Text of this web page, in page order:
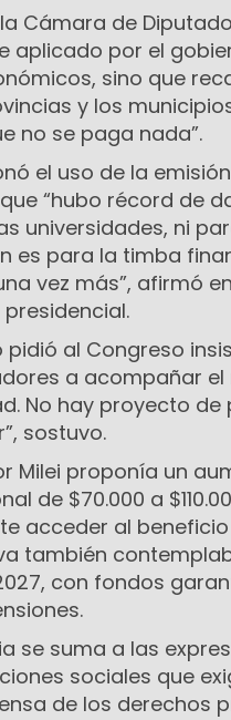
Cámara de
aplicado por el
sino que
y los
no se paga nada”.
el uso de la
“hubo récord de
universidades, ni
es para la timba
vez más”, afirmó
pidió al Congreso
a acompañar el
No hay proyecto
sostuvo.
Milei proponía un
de $70.000 a
acceder al
también
con fondos
se suma a las
sociales que
de los derechos